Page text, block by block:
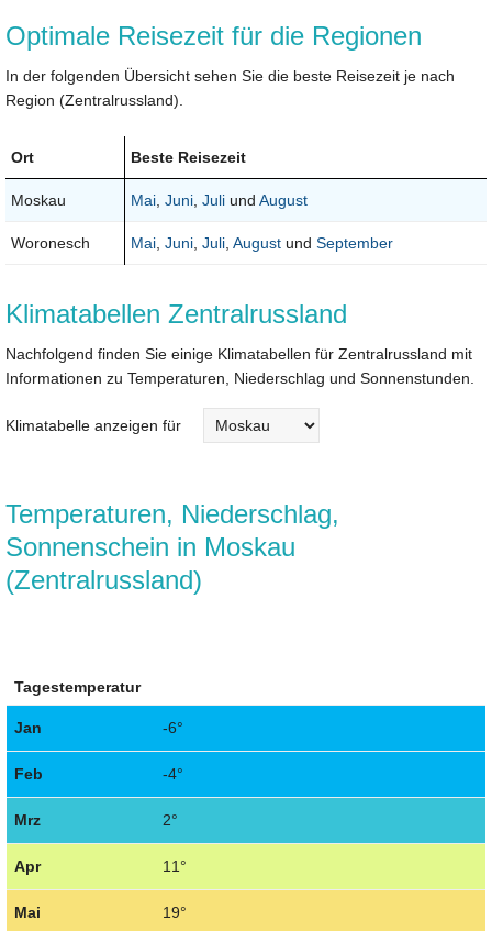
Optimale Reisezeit für die Regionen
In der folgenden Übersicht sehen Sie die beste Reisezeit je nach
Region (Zentralrussland).
Ort Beste Reisezeit
Moskau Mai, Juni, Juli und August
Woronesch Mai, Juni, Juli, August und September
Klimatabellen Zentralrussland
Nachfolgend finden Sie einige Klimatabellen für Zentralrussland mit
Informationen zu Temperaturen, Niederschlag und Sonnenstunden.
Klimatabelle anzeigen für
Temperaturen, Niederschlag,
Sonnenschein in Moskau
(Zentralrussland)
Tagestemperatur
Jan -6°
Feb -4°
Mrz 2°
Apr 11°
Mai 19°